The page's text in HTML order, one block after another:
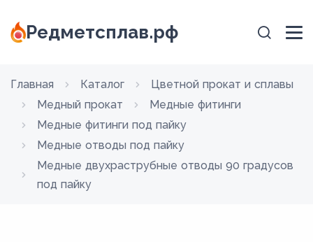
Редметсплав.рф
Главная Каталог
Цветной прокат и сплавы
Медный прокат
Медные фитинги
Медные фитинги под пайку
Медные отводы под пайку
Медные двухраструбные отводы 90 градусов
под пайку